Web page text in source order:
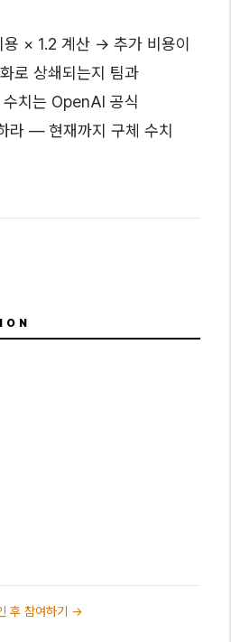
× 1.2 계산 → 추가 비용이
로 상쇄되는지 팀과
치는 OpenAI 공식
라 — 현재까지 구체 수치
후 참여하기 →